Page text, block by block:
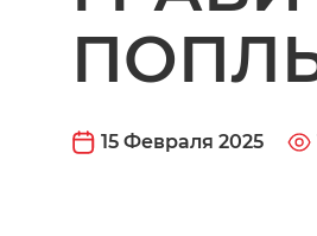
15 Февраля 2025